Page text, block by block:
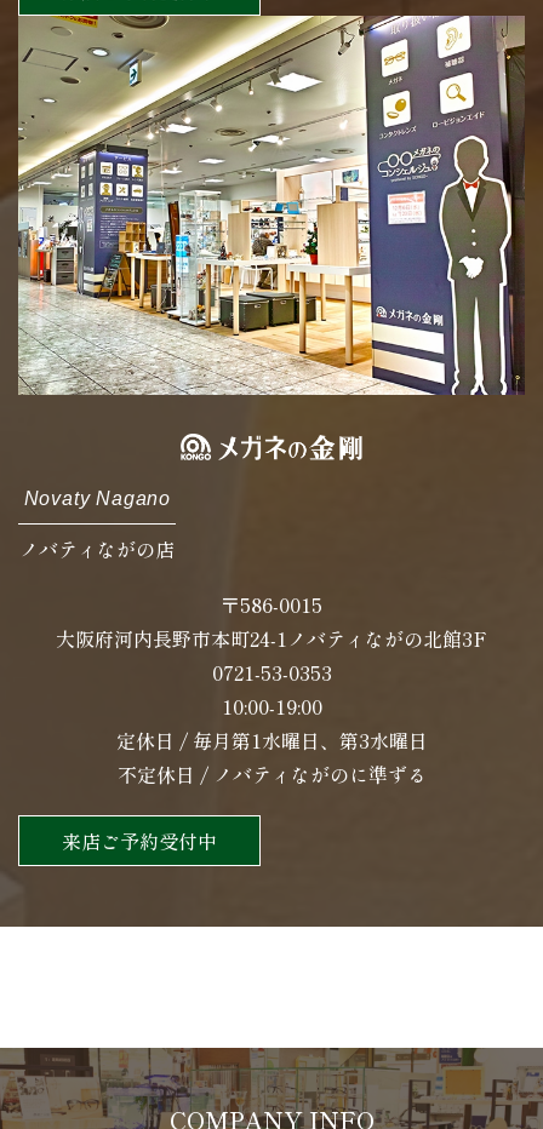
Novaty Nagano
ノバティながの店
〒586-0015
大阪府河内長野市本町24-1ノバティながの北館3F
0721-53-0353
10:00-19:00
定休日 / 毎月第1水曜日、第3水曜日
不定休日 / ノバティながのに準ずる
来店ご予約受付中
COMPANY INFO